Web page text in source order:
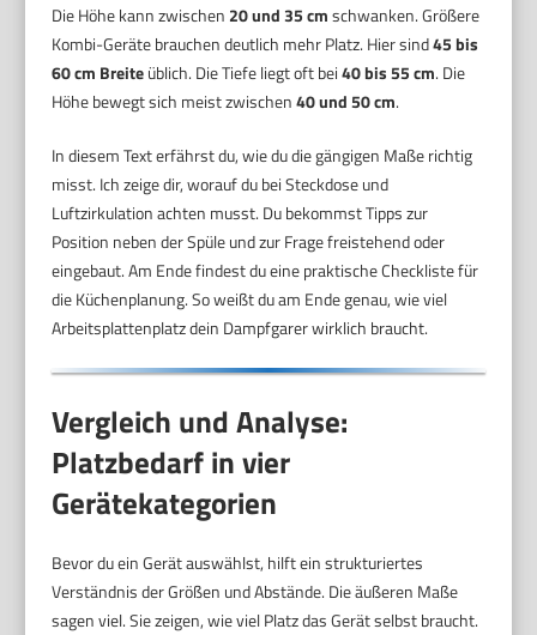
Die Höhe kann zwischen 20 und 35 cmschwanken. Größere
Kombi-Geräte brauchen deutlich mehr Platz. Hier sind45 bis
60 cm Breiteüblich. Die Tiefe liegt oft bei40 bis 55 cm. Die
Höhe bewegt sich meist zwischen40 und 50 cm.
In diesem Text erfährst du, wie du die gängigen Maße richtig
misst. Ich zeige dir, worauf du bei Steckdose und
Luftzirkulation achten musst. Du bekommst Tipps zur
Position neben der Spüle und zur Frage freistehend oder
eingebaut. Am Ende findest du eine praktische Checkliste für
die Küchenplanung. So weißt du am Ende genau, wie viel
Arbeitsplattenplatz dein Dampfgarer wirklich braucht.
Vergleich und Analyse:
Platzbedarf in vier
Gerätekategorien
Bevor du ein Gerät auswählst, hilft ein strukturiertes
Verständnis der Größen und Abstände. Die äußeren Maße
sagen viel. Sie zeigen, wie viel Platz das Gerät selbst braucht.